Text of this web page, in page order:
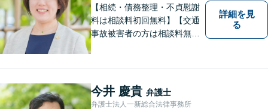
【相続・債務整理・不貞慰謝
料は相談料初回無料】【交通
事故被害者の方は相談料無料
「しんなら強い」弁護士にな
るため日々研鑽を積んでいま
す
詳細を見
る
今井 慶貴 弁護士
弁護士法人一新総合法律事務所